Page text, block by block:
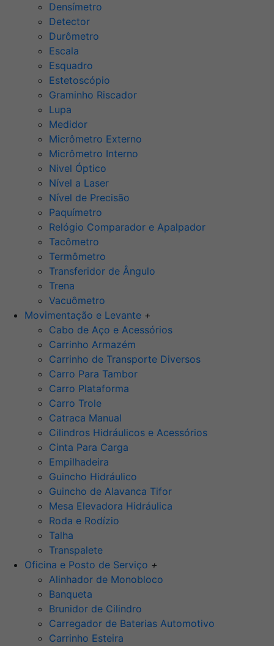
Densímetro
Detector
Durômetro
Escala
Esquadro
Estetoscópio
Graminho Riscador
Lupa
Medidor
Micrômetro Externo
Micrômetro Interno
Nivel Óptico
Nível a Laser
Nível de Precisão
Paquímetro
Relógio Comparador e Apalpador
Tacômetro
Termômetro
Transferidor de Ângulo
Trena
Vacuômetro
Movimentação e Levante +
Cabo de Aço e Acessórios
Carrinho Armazém
Carrinho de Transporte Diversos
Carro Para Tambor
Carro Plataforma
Carro Trole
Catraca Manual
Cilindros Hidráulicos e Acessórios
Cinta Para Carga
Empilhadeira
Guincho Hidráulico
Guincho de Alavanca Tifor
Mesa Elevadora Hidráulica
Roda e Rodízio
Talha
Transpalete
Oficina e Posto de Serviço +
Alinhador de Monobloco
Banqueta
Brunidor de Cilindro
Carregador de Baterias Automotivo
Carrinho Esteira